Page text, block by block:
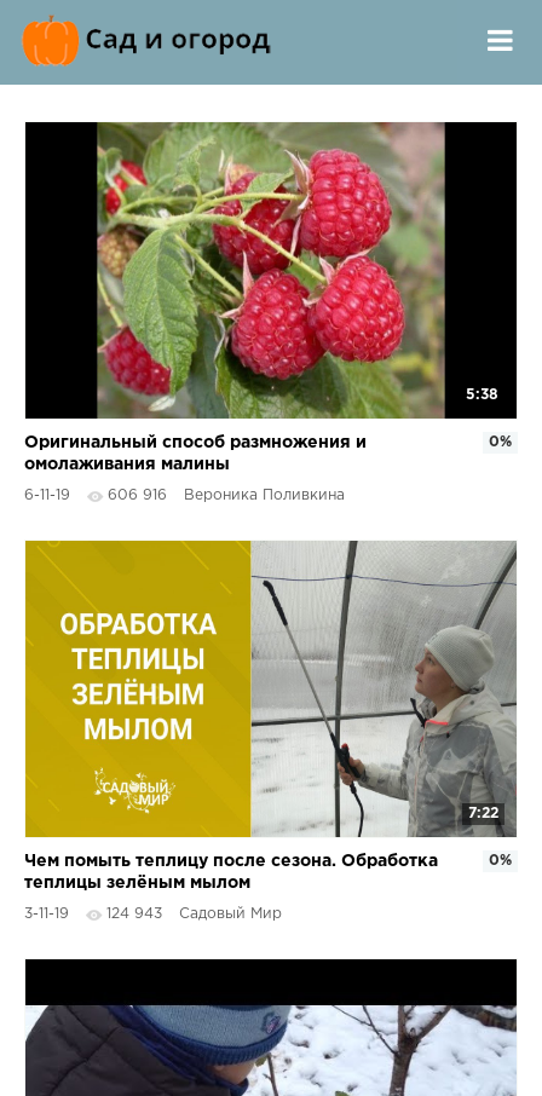
5:38
Оригинальный способ размножения и
омолаживания малины
6-11-19 606 916 Вероника Поливкина
0%
7:22
Чем помыть теплицу после сезона. Обработка
теплицы зелёным мылом
3-11-19 124 943 Садовый Мир
0%